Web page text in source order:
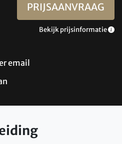
PRIJSAANVRAAG
Bekijk prijsinformatie
email